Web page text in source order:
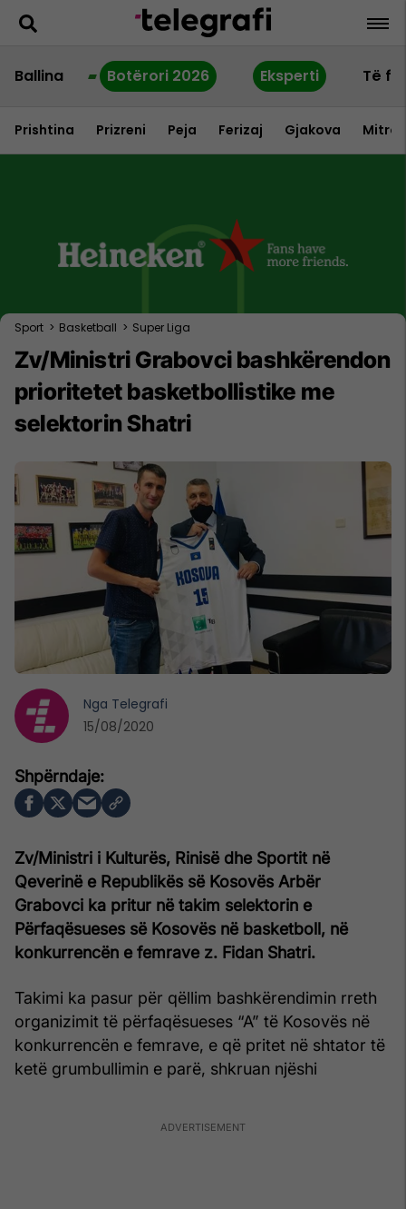
Ballina Botërori 2026 Eksperti Të
Prishtina Prizreni Peja Ferizaj Gjakova
Sport > Basketball > Super Liga
Zv/Ministri Grabovci bashkërendon
prioritetet basketbollistike me
selektorin Shatri
Zv/Ministri i Kulturës, Rinisë dhe Sportit në
Qeverinë e Republikës së Kosovës Arbër
Grabovci ka pritur në takim selektorin e
Përfaqësueses së Kosovës në basketboll, në
konkurrencën e femrave z. Fidan Shatri.
Takimi ka pasur për qëllim bashkërendimin rreth
organizimit të përfaqësueses “A” të Kosovës në
konkurrencën e femrave, e që pritet në shtator të
ketë grumbullimin e parë, shkruan njëshi
Nga Telegrafi
15/08/2020